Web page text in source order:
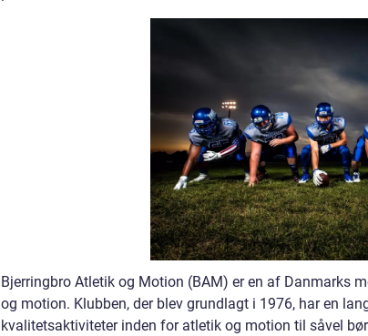
Bjerringbro Atletik og Motion (BAM) er en af Danmarks
og motion. Klubben, der blev grundlagt i 1976, har en
kvalitetsaktiviteter inden for atletik og motion til såvel